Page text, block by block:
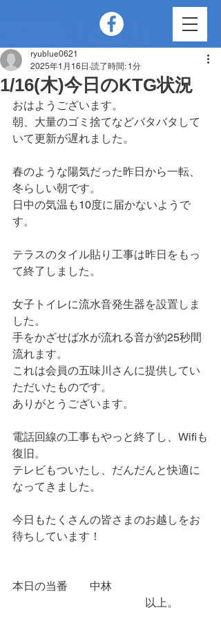
1/16(木)今日のKTG状況
ryublue0621
2025年1月16日 読了時間: 1分
おはようございます。
朝、大量のゴミ捨てなどバタバタして
いて更新が遅れました。
春のような陽気だった昨日から一転、
冬らしい朝です。
日中の気温も10度に届かないようで
す。
テラスのタイル貼り工事は昨日をもっ
て終了しました。
女子トイレに流水音発生器を設置しま
した。
手をかざせば水が流れる音が約25秒間
流れます。
これは会員の五味川さんに提供してい
ただいたものです。
ありがとうございます。
電話回線の工事もやっと終了し、Wifiも
復旧。
テレビもついたし、だんだんと快適に
なってきました。
今日もたくさんの皆さまのお越しをお
待ちしています！
本日の当番　　中林
以上。